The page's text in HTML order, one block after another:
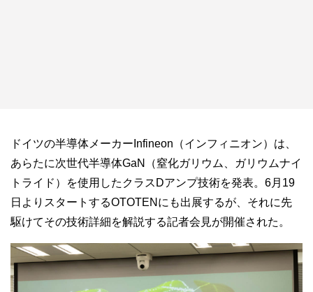
ドイツの半導体メーカーInfineon（インフィニオン）は、
あらたに次世代半導体GaN（窒化ガリウム、ガリウムナイ
トライド）を使用したクラスDアンプ技術を発表。6月19
日よりスタートするOTOTENにも出展するが、それに先
駆けてその技術詳細を解説する記者会見が開催された。